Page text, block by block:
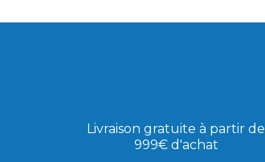
Livraison gratuite à partir de
999€ d'achat